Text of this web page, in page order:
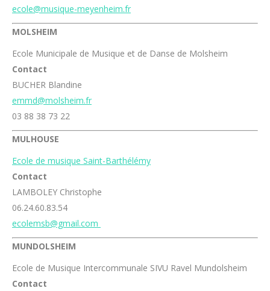
ecole@musique-meyenheim.fr
MOLSHEIM
Ecole Municipale de Musique et de Danse de Molsheim
Contact
BUCHER Blandine
emmd@molsheim.fr
03 88 38 73 22
MULHOUSE
Ecole de musique Saint-Barthélémy
Contact
LAMBOLEY Christophe
06.24.60.83.54
ecolemsb@gmail.com
MUNDOLSHEIM
Ecole de Musique Intercommunale SIVU Ravel Mundolsheim
Contact